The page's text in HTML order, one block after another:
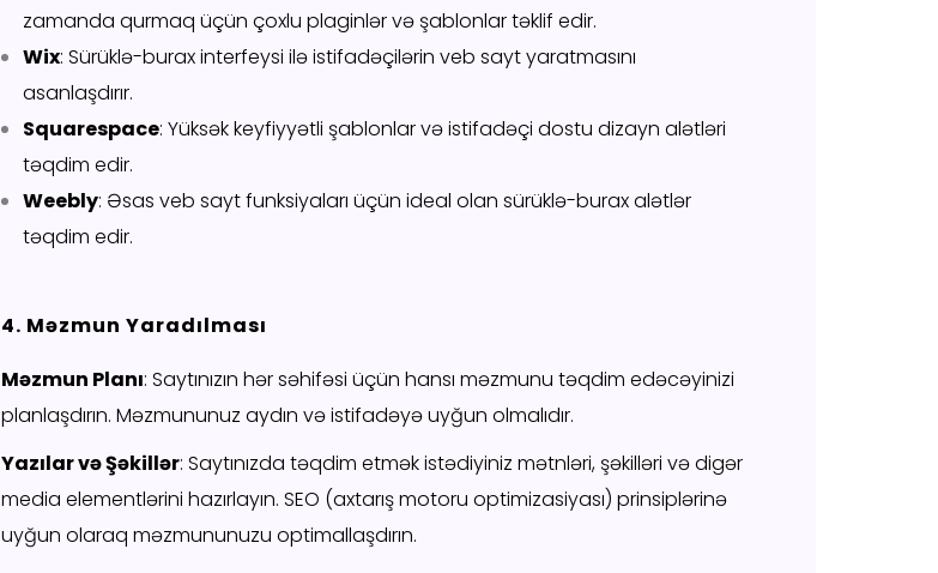
zamanda qurmaq üçün çoxlu plaginlər və şablonlar təklif edir.
Wix: Sürüklə-burax interfeysi ilə istifadəçilərin veb sayt yaratmasını
asanlaşdırır.
Squarespace: Yüksək keyfiyyətli şablonlar və istifadəçi dostu dizayn alətləri
təqdim edir.
Weebly: Əsas veb sayt funksiyaları üçün ideal olan sürüklə-burax alətlər
təqdim edir.
4. Məzmun Yaradılması
Məzmun Planı: Saytınızın hər səhifəsi üçün hansı məzmunu təqdim edəcəyinizi
planlaşdırın. Məzmununuz aydın və istifadəyə uyğun olmalıdır.
Yazılar və Şəkillər: Saytınızda təqdim etmək istədiyiniz mətnləri, şəkilləri və digər
media elementlərini hazırlayın. SEO (axtarış motoru optimizasiyası) prinsiplərinə
uyğun olaraq məzmununuzu optimallaşdırın.